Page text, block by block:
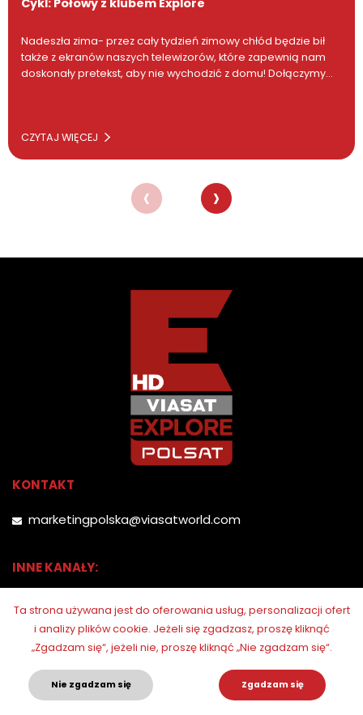
Cykl: Połowy z klubem Explore
Nadeszła zima- przez cały tydzień zimowy chłód będzie bił
także z ekranów naszych telewizorów, które zapewnią nam
doskonały pretekst, aby nie wychodzić z domu! Dołączymy…
CZYTAJ WIĘCEJ
‹ ›
KONTAKT
marketingpolska@viasatworld.com
INNE KANAŁY:
© 2026. Polsat Viasat Explore
Ta strona używana jest do oferowania usług, personalizacji ofert
i analizy plików cookie. Jeżeli się zgadzasz, proszę kliknąć
„Zgadzam się“, jeżeli nie, proszę kliknąć „Nie zgadzam się“.
Nie zgadzam się Zgadzam się